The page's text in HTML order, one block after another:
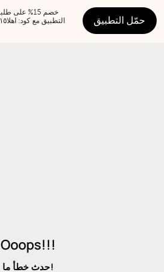
حمّل التطبيق
Ooops!!!
حدث خطأ ما!